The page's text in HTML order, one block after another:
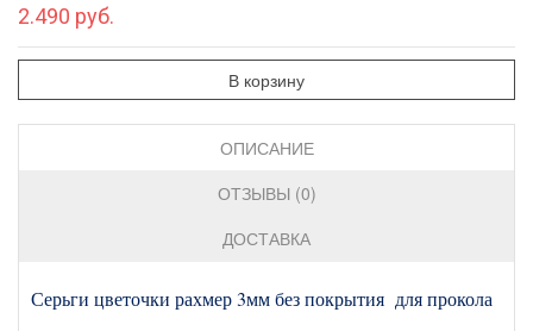
2.490 руб.
В корзину
ОПИСАНИЕ
ОТЗЫВЫ (0)
ДОСТАВКА
Серьги цветочки рахмер 3мм без покрытия для прокола